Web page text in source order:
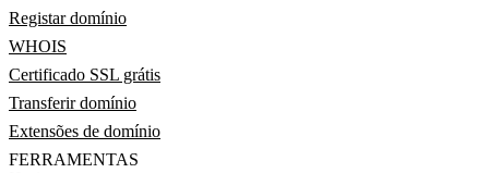
Registar domínio
WHOIS
Certificado SSL grátis
Transferir domínio
Extensões de domínio
FERRAMENTAS